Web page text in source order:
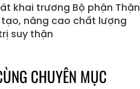
khai trương Bộ phận Thận
nâng cao chất lượng
suy thận
CHUYÊN MỤC